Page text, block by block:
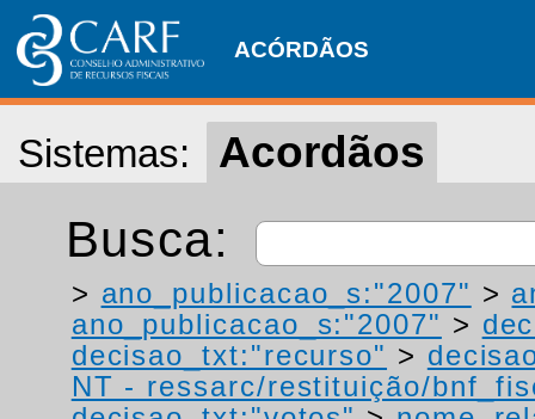
ACÓRDÃOS
Sistemas: Acordãos
Busca:
> ano_publicacao_s:"2007" >
ano_publicacao_s:"2007" >
decisao_txt:"recurso" >
NT - ressarc/restituição/